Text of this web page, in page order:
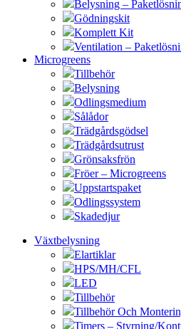
Belysning –
Gödningskit
Komplett Kit
Ventilation –
Microgreens
Tillbehör
Belysning
Odlingsmedium
Sålådor
Trädgårdsgödsel
Trädgårdsutrust
Grönsaksfrön
Fröer – Microgreens
Uppstartspaket
Odlingssystem
Skadedjur
Växtbelysning
Elartiklar
HPS/MH/CFL
LED
Tillbehör
Tillbehör Och
Timers – Styrning/